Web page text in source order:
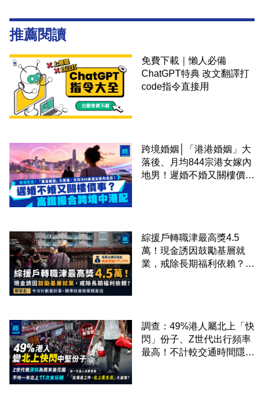
推薦閱讀
免費下載｜懶人必備
ChatGPT特典 改文翻譯打
code指令直接用
跨境婚姻│「港港婚姻」大
落後、月均844宗港女嫁內
地男！遲婚不婚又關樓價
綜援戶轉職津最高獎4.5
萬！現金誘因鼓勵基層就
業，戒除長期福利依賴？鄧
調查：49%港人屬北上「快
閃」份子、Z世代出行頻率
最高！不計較交通時間隱形